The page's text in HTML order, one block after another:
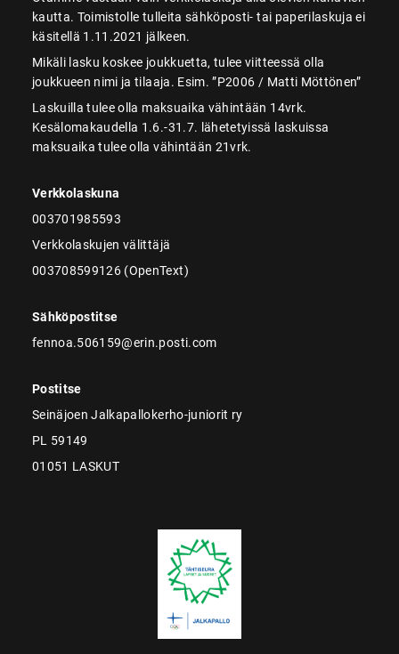
kautta. Toimistolle tulleita sähköposti- tai paperilaskuja ei
käsitellä 1.11.2021 jälkeen.
Mikäli lasku koskee joukkuetta, tulee viitteessä olla
joukkueen nimi ja tilaaja. Esim. ”P2006 / Matti Möttönen”
Laskuilla tulee olla maksuaika vähintään 14vrk.
Kesälomakaudella 1.6.-31.7. lähetetyissä laskuissa
maksuaika tulee olla vähintään 21vrk.
Verkkolaskuna
003701985593
Verkkolaskujen välittäjä
003708599126 (OpenText)
Sähköpostitse
fennoa.506159@erin.posti.com
Postitse
Seinäjoen Jalkapallokerho-juniorit ry
PL 59149
01051 LASKUT